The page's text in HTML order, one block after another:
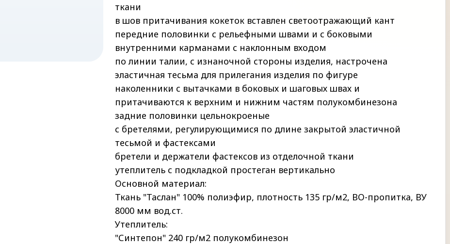
ткани
в шов притачивания кокеток вставлен светоотражающий кант
передние половинки с рельефными швами и с боковыми
внутренними карманами с наклонным входом
по линии талии, с изнаночной стороны изделия, настрочена
эластичная тесьма для прилегания изделия по фигуре
наколенники с вытачками в боковых и шаговых швах и
притачиваются к верхним и нижним частям полукомбинезона
задние половинки цельнокроеные
с бретелями, регулирующимися по длине закрытой эластичной
тесьмой и фастексами
бретели и держатели фастексов из отделочной ткани
утеплитель с подкладкой простеган вертикально
Основной материал:
Ткань "Таслан" 100% полиэфир, плотность 135 гр/м2, ВО-пропитка, ВУ
8000 мм вод.ст.
Утеплитель:
"Синтепон" 240 гр/м2 полукомбинезон